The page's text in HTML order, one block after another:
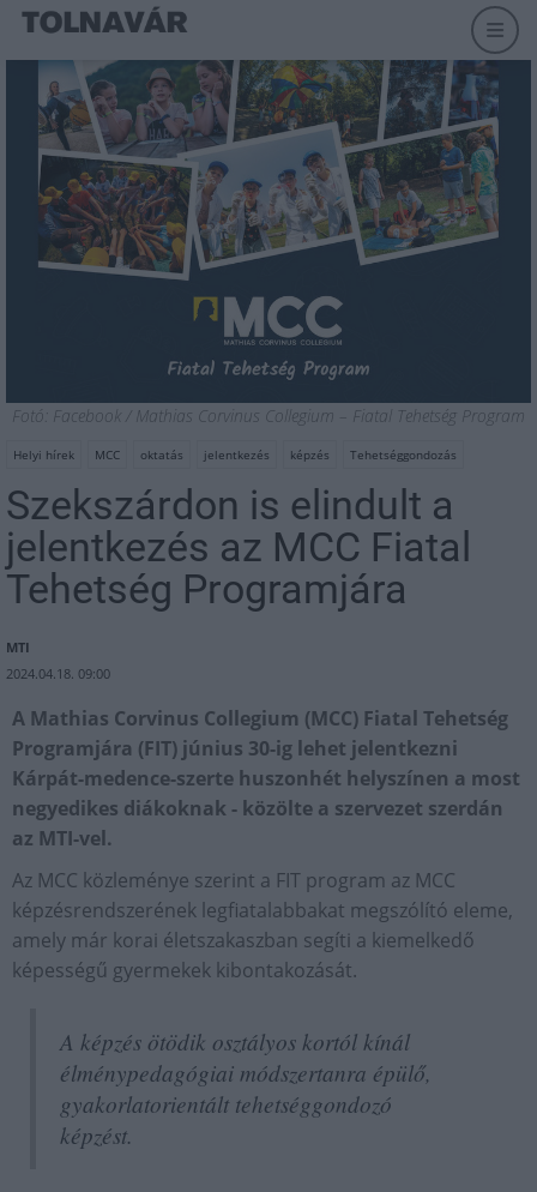
Fotó: Facebook / Mathias Corvinus Collegium – Fiatal Tehetség Program
Helyi hírek MCC oktatás jelentkezés képzés Tehetséggondozás
Szekszárdon is elindult a
jelentkezés az MCC Fiatal
Tehetség Programjára
MTI
2024.04.18. 09:00
A Mathias Corvinus Collegium (MCC) Fiatal Tehetség
Programjára (FIT) június 30-ig lehet jelentkezni
Kárpát-medence-szerte huszonhét helyszínen a most
negyedikes diákoknak - közölte a szervezet szerdán
az MTI-vel.
Az MCC közleménye szerint a FIT program az MCC
képzésrendszerének legfiatalabbakat megszólító eleme,
amely már korai életszakaszban segíti a kiemelkedő
képességű gyermekek kibontakozását.
A képzés ötödik osztályos kortól kínál
élménypedagógiai módszertanra épülő,
gyakorlatorientált tehetséggondozó
képzést.